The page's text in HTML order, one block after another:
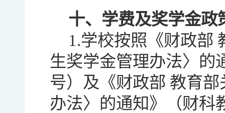
十、学费及奖学金政
1.学校按照《财政部
生奖学金管理办法〉的
号）及《财政部 教育
办法〉的通知》（财科